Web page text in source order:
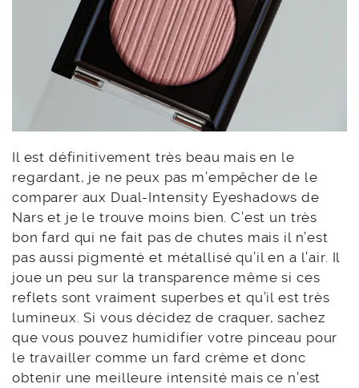
Il est définitivement très beau mais en le
regardant, je ne peux pas m’empêcher de le
comparer aux Dual-Intensity Eyeshadows de
Nars et je le trouve moins bien. C’est un très
bon fard qui ne fait pas de chutes mais il n’est
pas aussi pigmenté et métallisé qu’il en a l’air. Il
joue un peu sur la transparence même si ces
reflets sont vraiment superbes et qu’il est très
lumineux. Si vous décidez de craquer, sachez
que vous pouvez humidifier votre pinceau pour
le travailler comme un fard crème et donc
obtenir une meilleure intensité mais ce n’est